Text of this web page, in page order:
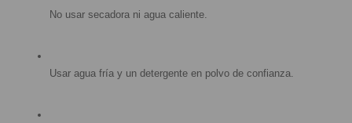
No usar secadora ni agua caliente.
Usar agua fría y un detergente en polvo de confianza.